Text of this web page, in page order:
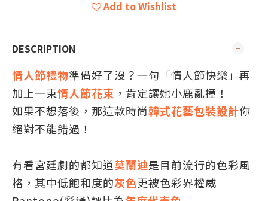
Add to Wishlist
DESCRIPTION
情人節禮物準備好了沒？一句「情人節快樂」再
加上一束情人節花束 ，肯定讓她小鹿亂撞！
如果不想落後，那這款時尚韓式花藝包裝設計你
絕對不能錯過！
有看宮廷劇的都知道莫蘭迪是目前流行的色彩風
格，其中低飽和度的灰色更被色彩界權威